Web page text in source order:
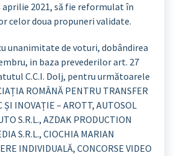
aprilie 2021, să fie reformulat în
celor doua propuneri validate.
unanimitate de voturi, dobândirea
in baza prevederilor art. 27
C.C.I. Dolj, pentru următoarele
ROMÂNĂ PENTRU TRANSFER
ȘI INOVAȚIE – AROTT, AUTOSOL
S.R.L., AZDAK PRODUCTION
S.R.L., CIOCHIA MARIAN
INDIVIDUALĂ, CONCORSE VIDEO